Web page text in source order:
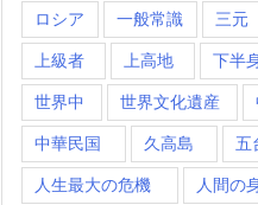
ロシア 一般常識 三元
上級者 上高地 下半
世界中 世界文化遺産
中華民国 久高島 五
人生最大の危機 人間の